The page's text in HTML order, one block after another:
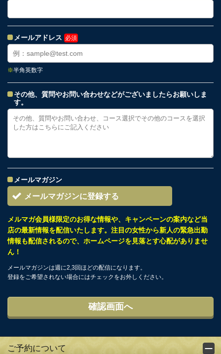
メールアドレス 必須
※半角英数字
その他、質問やお問い合わせなどがございましたらお願いしま
す。
メールマガジン
メールマガジンに登録する
メルマガ会員様限定のお得な情報や、キャンペーンの案内など当
店の最新情報を配信いたします。注目の女性から新人の緊急出勤
情報も配信されるので、ホームページを見落とす心配がありませ
ん！
メールマガジンは週に2,3回ほどの配信になります。
登録をご希望されない場合にはチェックをお外しください。
ご予約について